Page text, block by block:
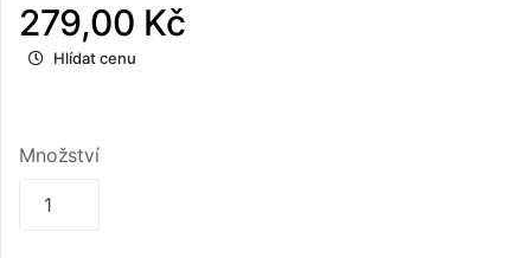
279,00 Kč
Hlídat cenu
Množství